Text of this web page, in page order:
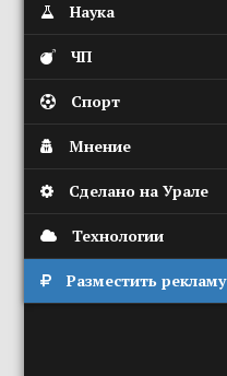
Наука
ЧП
Спорт
Мнение
Сделано на Урале
Технологии
Разместить рекламу